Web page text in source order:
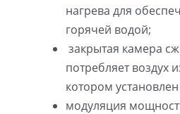
нагрева для
горячей водой;
закрытая камера
потребляет воздух
котором установлен
модуляция